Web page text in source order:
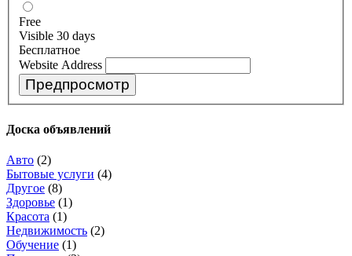
Free
Visible 30 days
Бесплатное
Website Address
Доска объявлений
Авто (2)
Бытовые услуги (4)
Другое (8)
Здоровье​ (1)
Красота (1)
Недвижимость (2)
Обучение (1)